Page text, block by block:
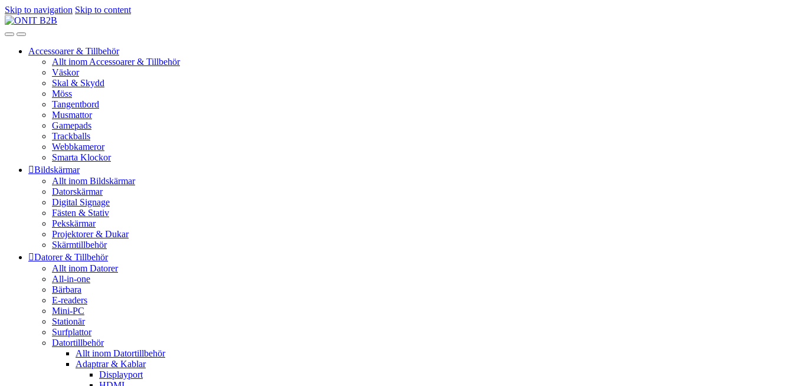
Skip to navigation Skip to content
Accessoarer & Tillbehör
Allt inom Accessoarer & Tillbehör
Väskor
Skal & Skydd
Möss
Tangentbord
Musmattor
Gamepads
Trackballs
Webbkameror
Smarta Klockor
Bildskärmar
Allt inom Bildskärmar
Datorskärmar
Digital Signage
Fästen & Stativ
Pekskärmar
Projektorer & Dukar
Skärmtillbehör
Datorer & Tillbehör
Allt inom Datorer
All-in-one
Bärbara
E-readers
Mini-PC
Stationär
Surfplattor
Datortillbehör
Allt inom Datortillbehör
Adaptrar & Kablar
Displayport